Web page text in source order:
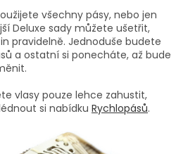
všechny pásy, nebo jen
Deluxe sady můžete ušetřit,
pravidelně. Jednoduše budete
a ostatní si ponecháte, až bude
vlasy pouze lehce zahustit,
si nabídku Rychlopásů.